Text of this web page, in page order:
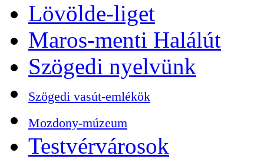
Lövölde-liget
Maros-menti Halálút
Szögedi nyelvünk
Szögedi vasút-emlékök
Mozdony-múzeum
Testvérvárosok